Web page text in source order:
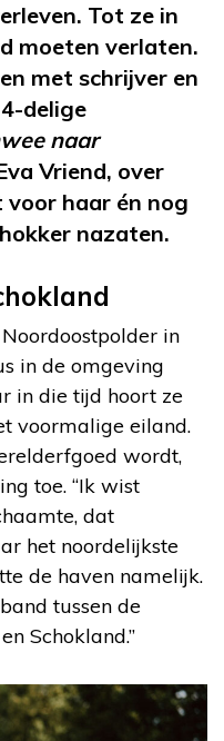
Tot ze in
moeten verlaten.
met schrijver en
delige
naar
Vriend, over
haar én nog
nazaten.
in
in de omgeving
in die tijd hoort ze
voormalige eiland.
wordt,
toe. “Ik wist
dat
het noordelijkste
de haven namelijk.
tussen de
Schokland.”